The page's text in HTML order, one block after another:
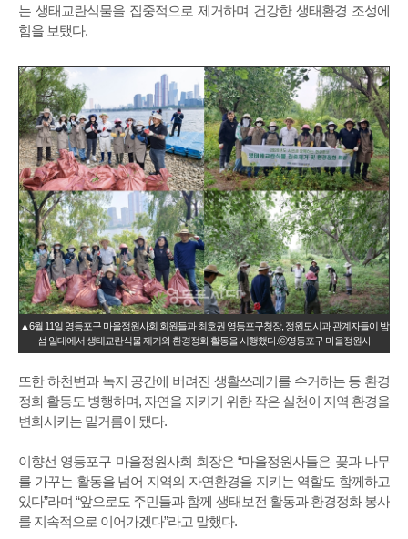
는 생태교란식물을 집중적으로 제거하며 건강한 생태환경 조성에
힘을 보탰다.
▲6월 11일 영등포구 마을정원사회 회원들과 최호권 영등포구청장, 정원도시과 관계자들이 밤
섬 일대에서 생태교란식물 제거와 환경정화 활동을 시행했다.ⓒ영등포구 마을정원사
또한 하천변과 녹지 공간에 버려진 생활쓰레기를 수거하는 등 환경
정화 활동도 병행하며, 자연을 지키기 위한 작은 실천이 지역 환경을
변화시키는 밑거름이 됐다.
이향선 영등포구 마을정원사회 회장은 “마을정원사들은 꽃과 나무
를 가꾸는 활동을 넘어 지역의 자연환경을 지키는 역할도 함께하고
있다”라며 “앞으로도 주민들과 함께 생태보전 활동과 환경정화 봉사
를 지속적으로 이어가겠다”라고 말했다.